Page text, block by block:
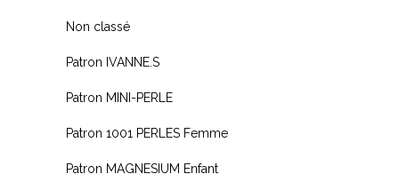
Non classé
Patron IVANNE.S
Patron MINI-PERLE
Patron 1001 PERLES Femme
Patron MAGNESIUM Enfant